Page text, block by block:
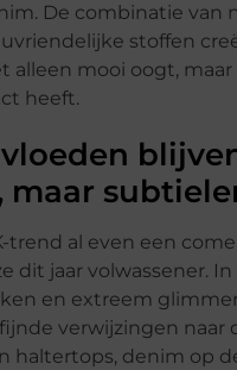
De combinatie van
stoffen
alleen mooi oogt, maar
heeft.
maar
trend al even een
dit jaar volwassener. In
en extreem
verwijzingen naar
haltertops, denim op